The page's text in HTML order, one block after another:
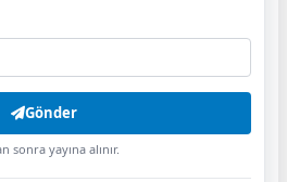
Gönder
sonra yayına alınır.